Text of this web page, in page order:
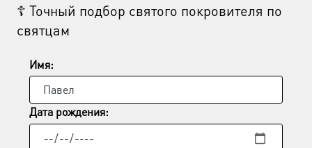
☦ Точный подбор святого покровителя по
святцам
Имя:
Дата рождения: